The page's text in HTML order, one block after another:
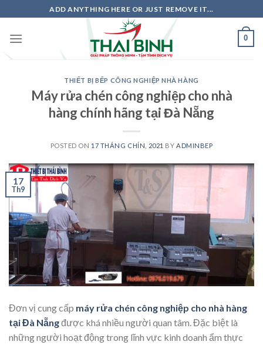
to
content
ADD ANYTHING HERE OR JUST REMOVE IT...
0
THIẾT BỊ BẾP CÔNG NGHIỆP NHÀ HÀNG
Máy rửa chén công nghiệp cho nhà
hàng chính hãng tại Đà Nẵng
POSTED ON 17 THÁNG CHÍN, 2021 BY ADMINBEP
17
Th9
Đơn vị cung cấp máy rửa chén công nghiệp cho nhà hàng
tại Đà Nẵngđược khá nhiều người quan tâm. Đặc biệt là
những người hoạt động trong lĩnh vực kinh doanh ẩm thực